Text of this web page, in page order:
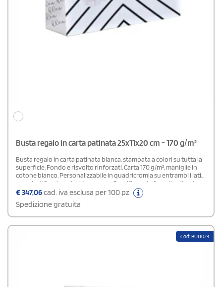
Busta regalo in carta patinata 25x11x20 cm - 170 g/m²
Busta regalo in carta patinata bianca, stampata a colori su tutta la
superficie. Fondo e risvolto rinforzati. Carta 170 g/m², maniglie in
cotone bianco. Personalizzabile in quadricromia su entrambi i lati,
con plastificazione lucida o opaca.Specificare, in fase d'ordine, la
plastificazione scelta nel campo “note di stampa”.
€347,06cad. iva esclusa per 100 pz
Spedizione gratuita
Cod: BUD023